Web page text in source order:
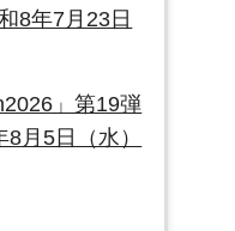
8年7月23日
」第19弾
8月5日（水）